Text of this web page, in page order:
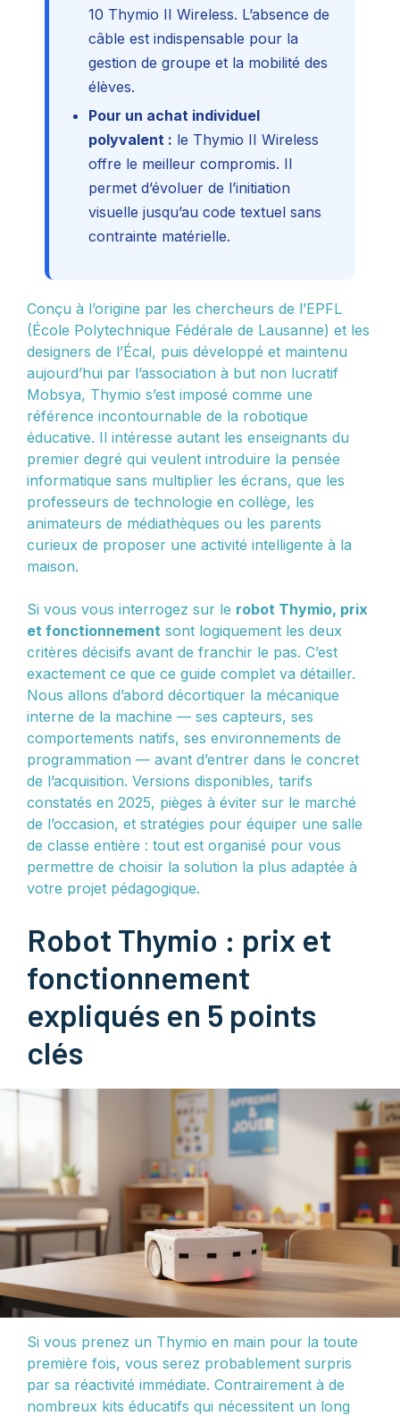
10 Thymio II Wireless. L’absence de
câble est indispensable pour la
gestion de groupe et la mobilité des
élèves.
Pour un achat individuel
polyvalent : le Thymio II Wireless
offre le meilleur compromis. Il
permet d’évoluer de l’initiation
visuelle jusqu’au code textuel sans
contrainte matérielle.
Conçu à l’origine par les chercheurs de l’EPFL
(École Polytechnique Fédérale de Lausanne) et les
designers de l’Écal, puis développé et maintenu
aujourd’hui par l’association à but non lucratif
Mobsya, Thymio s’est imposé comme une
référence incontournable de la robotique
éducative. Il intéresse autant les enseignants du
premier degré qui veulent introduire la pensée
informatique sans multiplier les écrans, que les
professeurs de technologie en collège, les
animateurs de médiathèques ou les parents
curieux de proposer une activité intelligente à la
maison.
Si vous vous interrogez sur le robot Thymio, prix
et fonctionnement sont logiquement les deux
critères décisifs avant de franchir le pas. C’est
exactement ce que ce guide complet va détailler.
Nous allons d’abord décortiquer la mécanique
interne de la machine — ses capteurs, ses
comportements natifs, ses environnements de
programmation — avant d’entrer dans le concret
de l’acquisition. Versions disponibles, tarifs
constatés en 2025, pièges à éviter sur le marché
de l’occasion, et stratégies pour équiper une salle
de classe entière : tout est organisé pour vous
permettre de choisir la solution la plus adaptée à
votre projet pédagogique.
Robot Thymio : prix et
fonctionnement
expliqués en 5 points
clés
Si vous prenez un Thymio en main pour la toute
première fois, vous serez probablement surpris
par sa réactivité immédiate. Contrairement à de
nombreux kits éducatifs qui nécessitent un long